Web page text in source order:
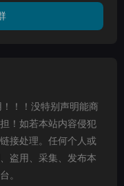
！！没特别声明能商
！如若本站内容侵犯
接处理。任何个人或
盗用、采集、发布本
。